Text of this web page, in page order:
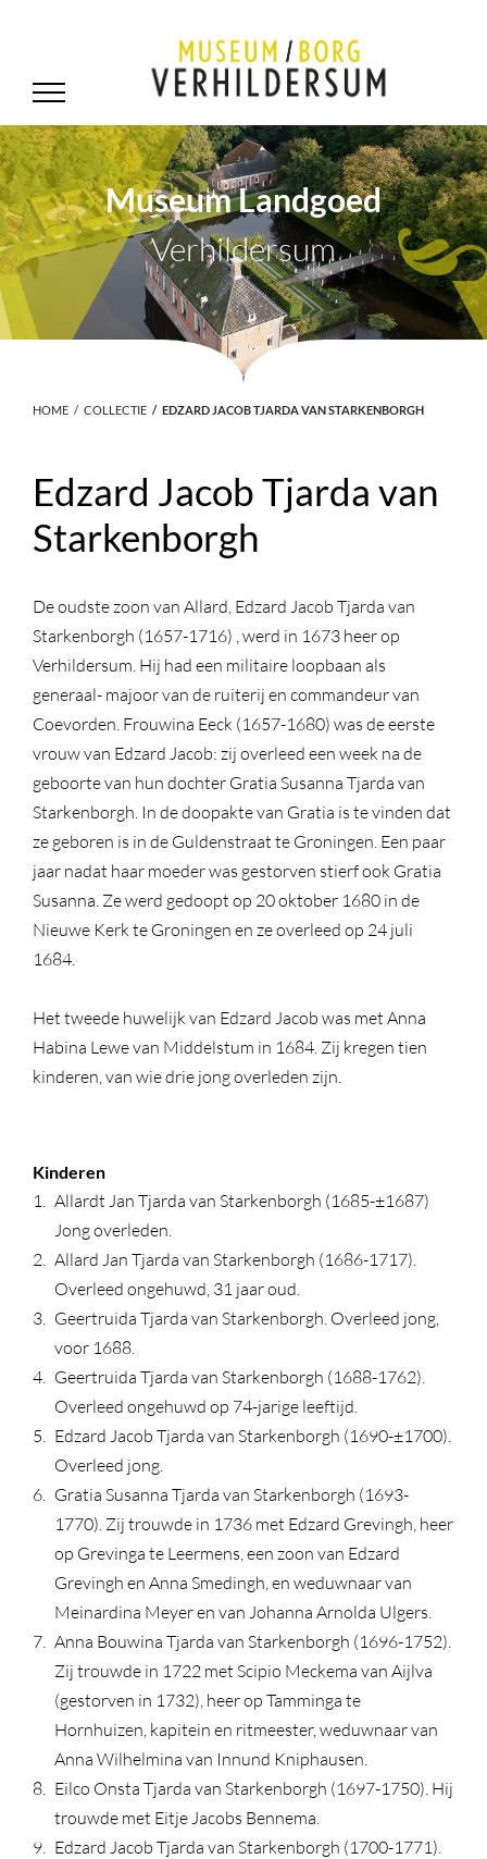
Museum Landgoed
Verhildersum
.
HOME COLLECTIE EDZARD JACOB TJARDA VAN STARKENBORGH
Edzard Jacob Tjarda van
Starkenborgh
De oudste zoon van Allard, Edzard Jacob Tjarda van
Starkenborgh (1657-1716) , werd in 1673 heer op
Verhildersum. Hij had een militaire loopbaan als
generaal- majoor van de ruiterij en commandeur van
Coevorden. Frouwina Eeck (1657-1680) was de eerste
vrouw van Edzard Jacob: zij overleed een week na de
geboorte van hun dochter Gratia Susanna Tjarda van
Starkenborgh. In de doopakte van Gratia is te vinden dat
ze geboren is in de Guldenstraat te Groningen. Een paar
jaar nadat haar moeder was gestorven stierf ook Gratia
Susanna. Ze werd gedoopt op 20 oktober 1680 in de
Nieuwe Kerk te Groningen en ze overleed op 24 juli
1684.
Het tweede huwelijk van Edzard Jacob was met Anna
Habina Lewe van Middelstum in 1684. Zij kregen tien
kinderen, van wie drie jong overleden zijn.
Kinderen
Allardt Jan Tjarda van Starkenborgh (1685-±1687)
Jong overleden.
Allard Jan Tjarda van Starkenborgh (1686-1717).
Overleed ongehuwd, 31 jaar oud.
Geertruida Tjarda van Starkenborgh. Overleed jong,
voor 1688.
Geertruida Tjarda van Starkenborgh (1688-1762).
Overleed ongehuwd op 74-jarige leeftijd.
Edzard Jacob Tjarda van Starkenborgh (1690-±1700).
Overleed jong.
Gratia Susanna Tjarda van Starkenborgh (1693-
1770). Zij trouwde in 1736 met Edzard Grevingh, heer
op Grevinga te Leermens, een zoon van Edzard
Grevingh en Anna Smedingh, en weduwnaar van
Meinardina Meyer en van Johanna Arnolda Ulgers.
Anna Bouwina Tjarda van Starkenborgh (1696-1752).
Zij trouwde in 1722 met Scipio Meckema van Aijlva
(gestorven in 1732), heer op Tamminga te
Hornhuizen, kapitein en ritmeester, weduwnaar van
Anna Wilhelmina van Innund Kniphausen.
Eilco Onsta Tjarda van Starkenborgh (1697-1750). Hij
trouwde met Eitje Jacobs Bennema.
Edzard Jacob Tjarda van Starkenborgh (1700-1771).